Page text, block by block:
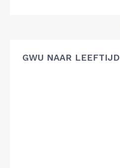
GWU NAAR LEEFTIJD